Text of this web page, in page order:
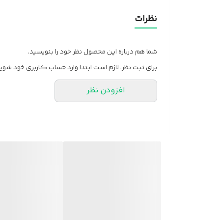
نظرات
شما هم درباره این محصول نظر خود را بنویسید.
برای ثبت نظر، لازم است ابتدا وارد حساب کاربری خود
افزودن نظر